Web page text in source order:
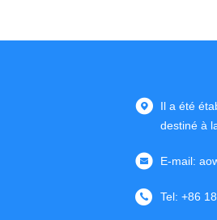
Il a été
destiné à
E-mail:
Tel: +86